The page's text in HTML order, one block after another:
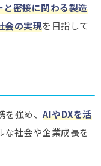
と密接に関わる製造
会の実現を目指して
強め、 AIやDXを活
な社会や企業成長を